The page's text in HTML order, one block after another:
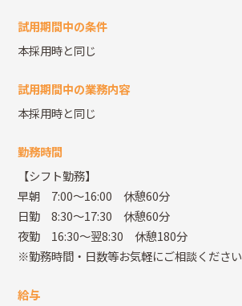
試用期間中の条件
本採用時と同じ
試用期間中の業務内容
本採用時と同じ
勤務時間
【シフト勤務】
早朝 7:00～16:00 休憩60分
日勤 8:30～17:30 休憩60分
夜勤 16:30～翌8:30 休憩180分
※勤務時間・日数等お気軽にご相談ください
給与